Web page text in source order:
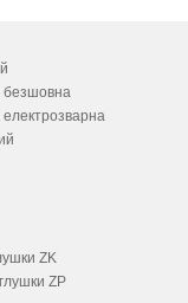
безшовна
ZK
ZP